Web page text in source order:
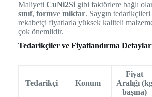
Maliyeti CuNi2Sigibi faktörlere bağlı
sınıf, formve miktar. Saygın tedarikçileri
rekabetçi fiyatlarla yüksek kaliteli
çok önemlidir.
Tedarikçiler ve Fiyatlandırma
Tedarikçi Konum
Fiyat
Aralığı (kg
başına)